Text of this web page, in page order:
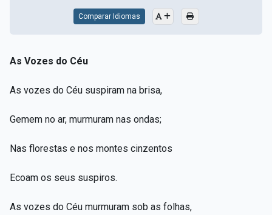
Comparar Idiomas
As Vozes do Céu
As vozes do Céu suspiram na brisa,
Gemem no ar, murmuram nas ondas;
Nas florestas e nos montes cinzentos
Ecoam os seus suspiros.
As vozes do Céu murmuram sob as folhas,